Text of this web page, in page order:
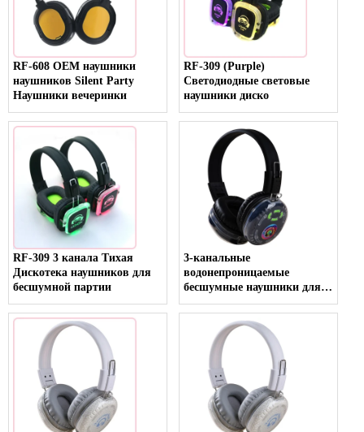
RF-608 OEM наушники
наушников Silent Party
Наушники вечеринки
RF-309 (Purple)
Светодиодные световые
наушники диско
RF-309 3 канала Тихая
Дискотека наушников для
бесшумной партии
3-канальные
водонепроницаемые
бесшумные наушники для
вечеринок в дождливую
погоду со светодиодным
дисплеем с каналом и
временем автономной